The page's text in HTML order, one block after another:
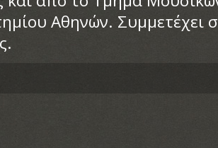
Αθηνών. Συμμετέχει